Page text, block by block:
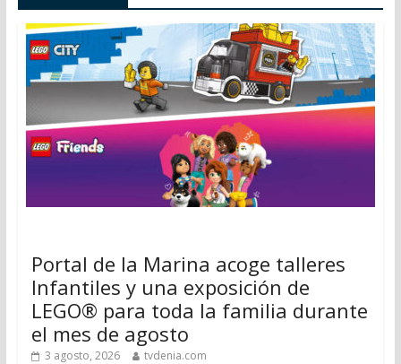
Portal de la Marina acoge talleres
Infantiles y una exposición de
LEGO® para toda la familia durante
el mes de agosto
3 agosto, 2026 tvdenia.com